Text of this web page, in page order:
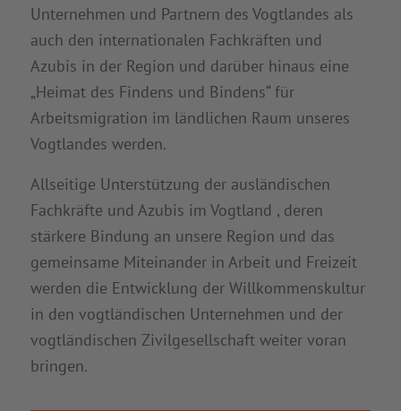
Unternehmen und Partnern des Vogtlandes als
auch den internationalen Fachkräften und
Azubis in der Region und darüber hinaus eine
„Heimat des Findens und Bindens“ für
Arbeitsmigration im ländlichen Raum unseres
Vogtlandes werden.
Allseitige Unterstützung der ausländischen
Fachkräfte und Azubis im Vogtland , deren
stärkere Bindung an unsere Region und das
gemeinsame Miteinander in Arbeit und Freizeit
werden die Entwicklung der Willkommenskultur
in den vogtländischen Unternehmen und der
vogtländischen Zivilgesellschaft weiter voran
bringen.